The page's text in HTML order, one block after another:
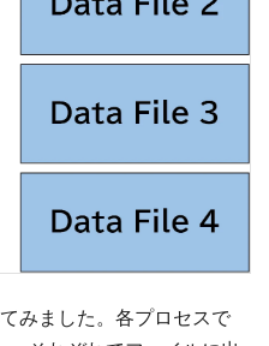
みました。各プロセスで